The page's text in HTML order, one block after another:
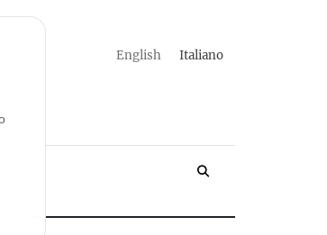
english italiano